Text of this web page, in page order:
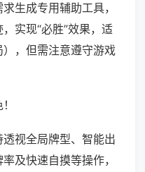
生成专用辅助工具，
实现“必胜”效果，适
，但需注意遵守游戏
视全局牌型、智能出
及快速自摸等操作，